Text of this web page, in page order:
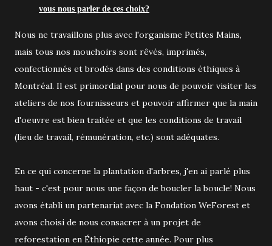
vous nous parler de ces choix?
Nous ne travaillons plus avec l'organisme Petites Mains,
mais tous nos mouchoirs sont rêvés, imprimés,
confectionnés et brodés dans des conditions éthiques à
Montréal. Il est primordial pour nous de pouvoir visiter les
ateliers de nos fournisseurs et pouvoir affirmer que la main
d'oeuvre est bien traitée et que les conditions de travail
(lieu de travail, rémunération, etc.) sont adéquates.
En ce qui concerne la plantation d'arbres, j'en ai parlé plus
haut - c'est pour nous une façon de boucler la boucle! Nous
avons établi un partenariat avec la Fondation WeForest et
avons choisi de nous consacrer à un projet de
reforestation en Éthiopie cette année. Pour plus